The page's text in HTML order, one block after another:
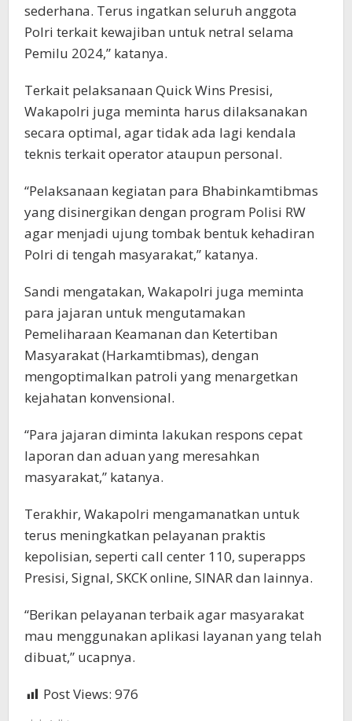
sederhana. Terus ingatkan seluruh anggota
Polri terkait kewajiban untuk netral selama
Pemilu 2024,” katanya.
Terkait pelaksanaan Quick Wins Presisi,
Wakapolri juga meminta harus dilaksanakan
secara optimal, agar tidak ada lagi kendala
teknis terkait operator ataupun personal.
“Pelaksanaan kegiatan para Bhabinkamtibmas
yang disinergikan dengan program Polisi RW
agar menjadi ujung tombak bentuk kehadiran
Polri di tengah masyarakat,” katanya.
Sandi mengatakan, Wakapolri juga meminta
para jajaran untuk mengutamakan
Pemeliharaan Keamanan dan Ketertiban
Masyarakat (Harkamtibmas), dengan
mengoptimalkan patroli yang menargetkan
kejahatan konvensional.
“Para jajaran diminta lakukan respons cepat
laporan dan aduan yang meresahkan
masyarakat,” katanya.
Terakhir, Wakapolri mengamanatkan untuk
terus meningkatkan pelayanan praktis
kepolisian, seperti call center 110, superapps
Presisi, Signal, SKCK online, SINAR dan lainnya.
“Berikan pelayanan terbaik agar masyarakat
mau menggunakan aplikasi layanan yang telah
dibuat,” ucapnya.
Post Views: 976